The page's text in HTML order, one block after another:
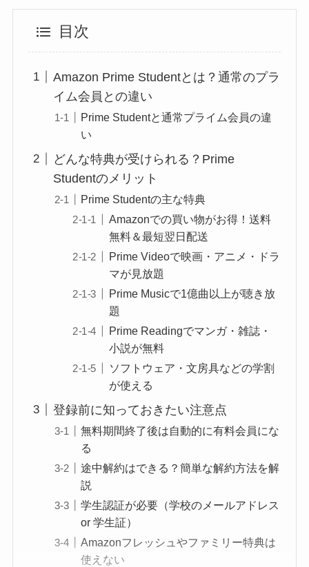
目次
Amazon Prime Studentとは？通常のプラ
イム会員との違い
Prime Studentと通常プライム会員の違
い
どんな特典が受けられる？Prime
Studentのメリット
Prime Studentの主な特典
Amazonでの買い物がお得！送料
無料＆最短翌日配送
Prime Videoで映画・アニメ・ドラ
マが見放題
Prime Musicで1億曲以上が聴き放
題
Prime Readingでマンガ・雑誌・
小説が無料
ソフトウェア・文房具などの学割
が使える
登録前に知っておきたい注意点
無料期間終了後は自動的に有料会員にな
る
途中解約はできる？簡単な解約方法を解
説
学生認証が必要（学校のメールアドレス
or 学生証）
Amazonフレッシュやファミリー特典は
使えない